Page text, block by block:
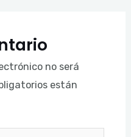
no será
están